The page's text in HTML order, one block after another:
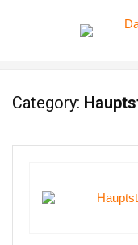
Category: